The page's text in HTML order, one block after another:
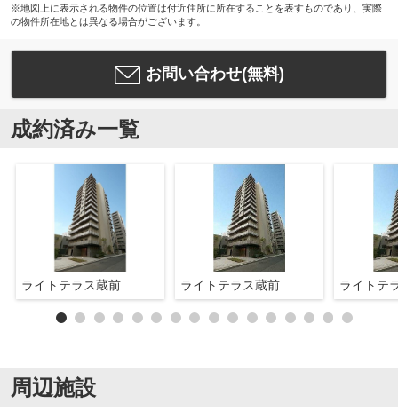
※地図上に表示される物件の位置は付近住所に所在することを表すものであり、実際
の物件所在地とは異なる場合がございます。
お問い合わせ(無料)
成約済み一覧
ライトテラス蔵前 ライトテラス蔵前 ライトテ
周辺施設